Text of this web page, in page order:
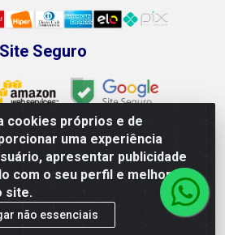
cookies próprios e de
uma experiência
apresentar publicidade
com o seu perfil e melhorar a
site.
não essenciais
Site Seguro
LTDA - Rodovia BR 428,
Petrolina/PE - CEP 56.320-746 -
04.265.871/0001-98